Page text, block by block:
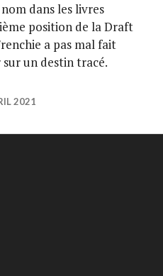
dans les livres
position de la Draft
a pas mal fait
un destin tracé.
2021